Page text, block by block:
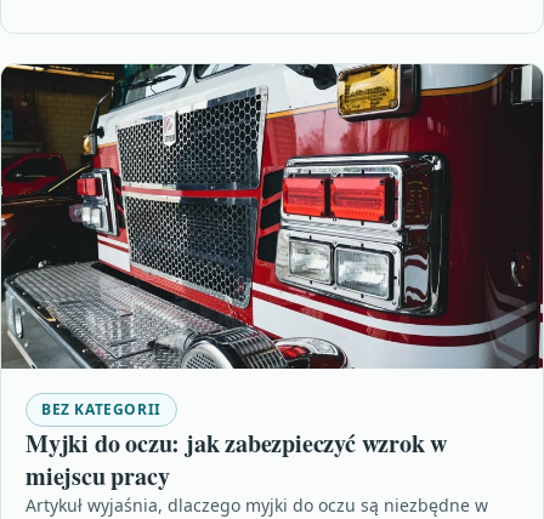
BEZ KATEGORII
Myjki do oczu: jak zabezpieczyć wzrok w
miejscu pracy
Artykuł wyjaśnia, dlaczego myjki do oczu są niezbędne w